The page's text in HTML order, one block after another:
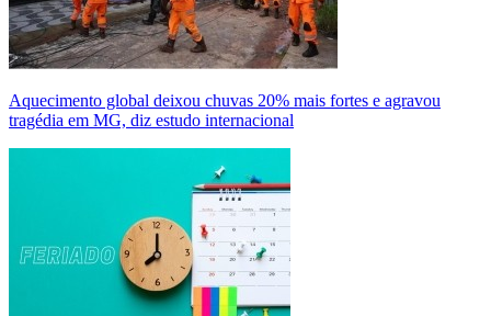
Aquecimento global deixou chuvas 20% mais fortes e agravou
tragédia em MG, diz estudo internacional